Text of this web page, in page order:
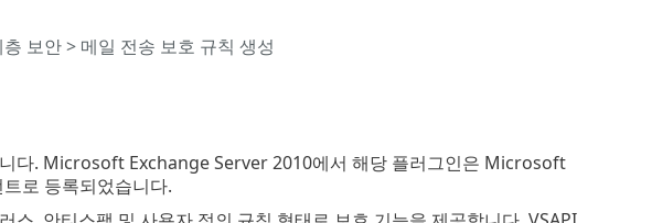
보안> 메일 전송 보호 규칙 생성
다. Microsoft Exchange Server 2010에서 해당 플러그인은 Microsoft
로 등록되었습니다.